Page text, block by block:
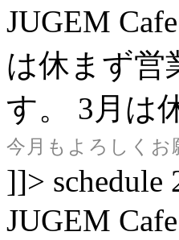
JUGEM
は休まず営
す。 3月は
今月もよろしくお
]]> schedule
JUGEM